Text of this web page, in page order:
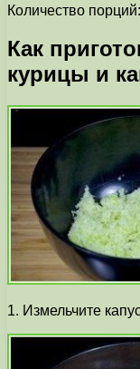
Количество
Как
курицы и
1. Измельчите